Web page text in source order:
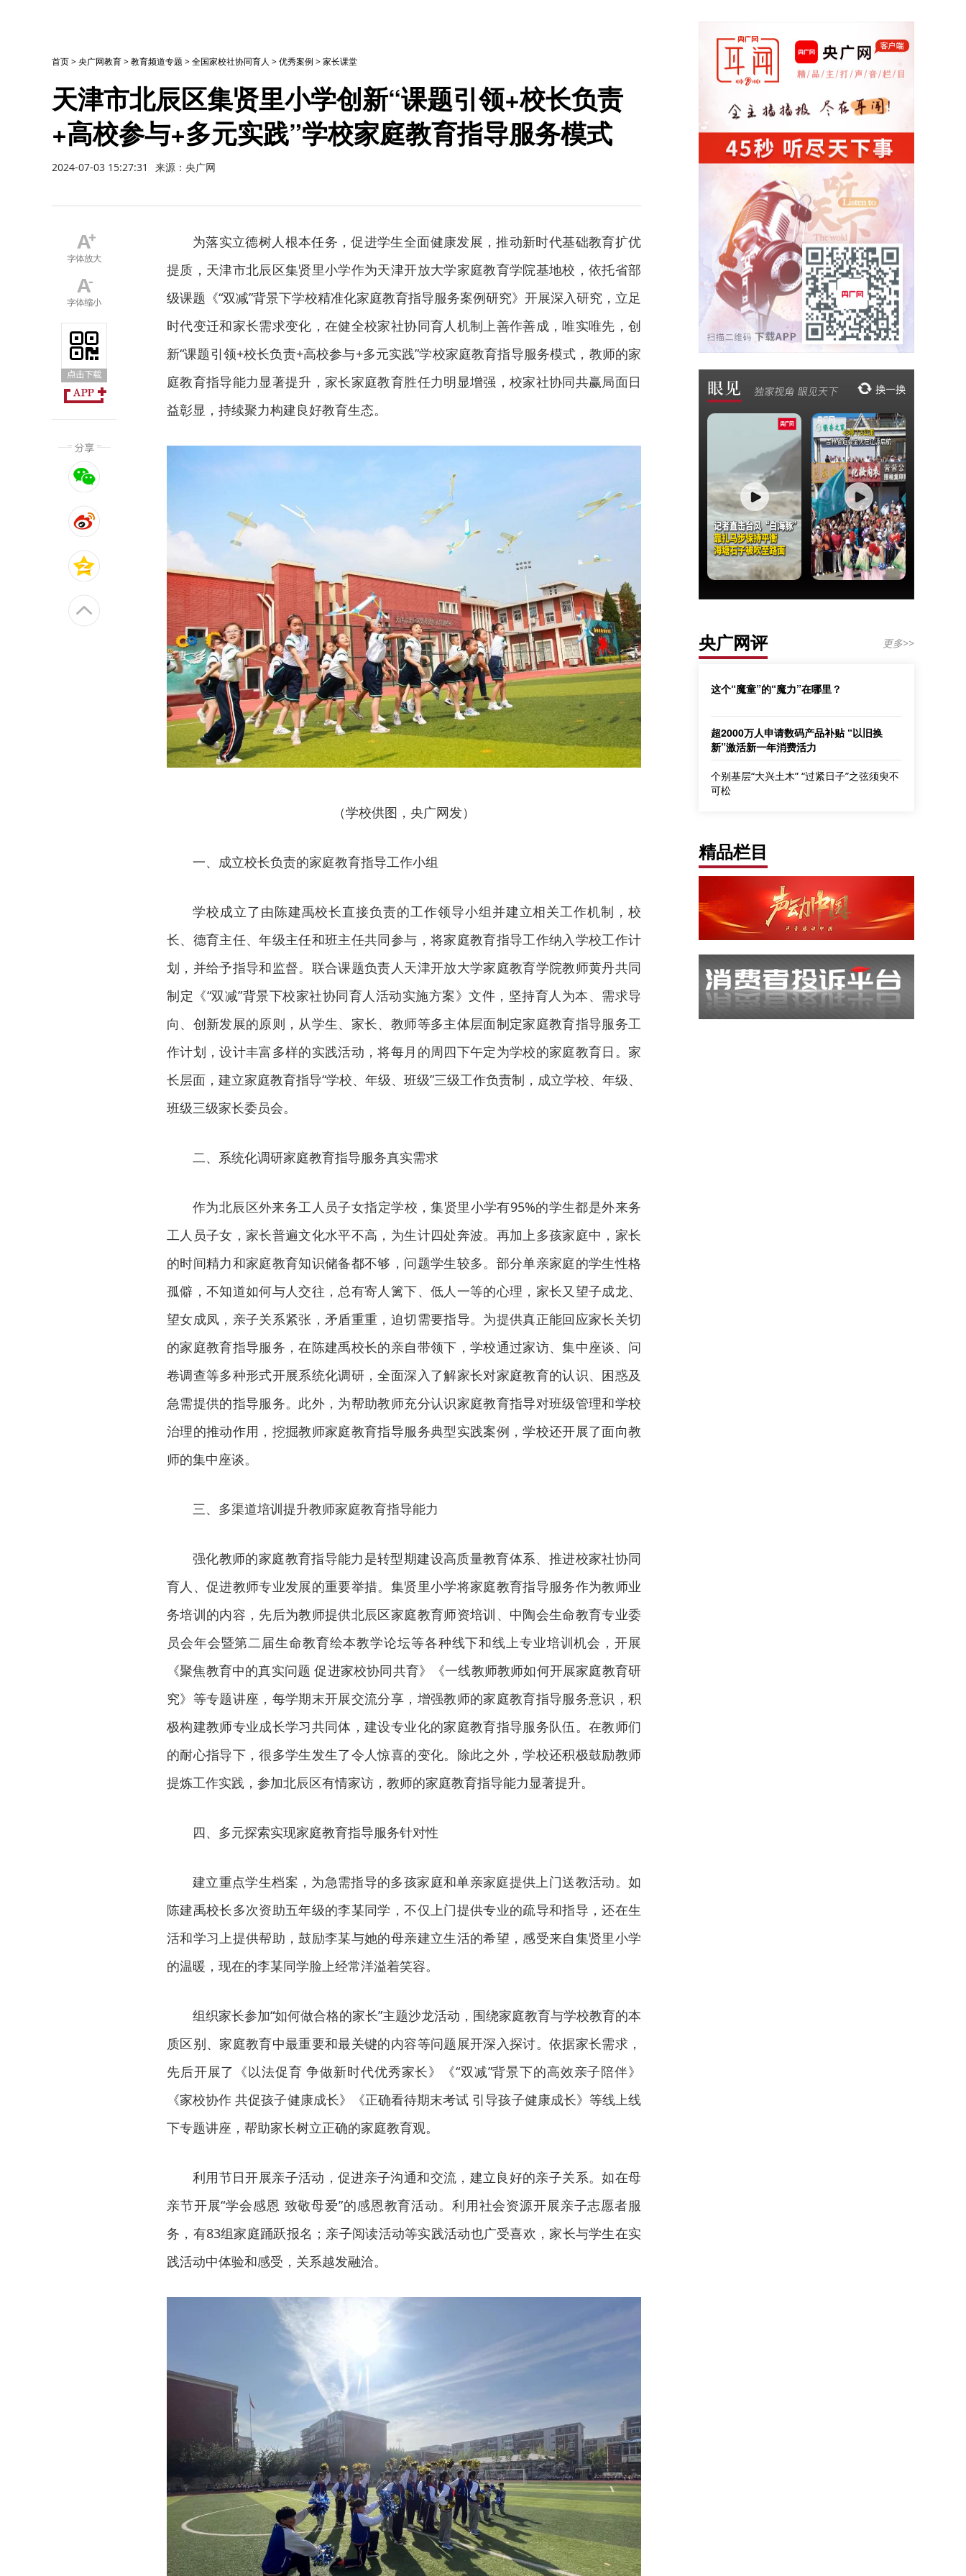
首页>央广网教育>教育频道专题 >全国家校社协同育人 >优秀案例 >家长课堂
天津市北辰区集贤里小学创新“课题引领+校长负责
+高校参与+多元实践”学校家庭教育指导服务模式
2024-07-03 15:27:31 来源：央广网
为落实立德树人根本任务，促进学生全面健康发展，推动新时代基础教育扩优
提质，天津市北辰区集贤里小学作为天津开放大学家庭教育学院基地校，依托省部
级课题《“双减”背景下学校精准化家庭教育指导服务案例研究》开展深入研究，立足
时代变迁和家长需求变化，在健全校家社协同育人机制上善作善成，唯实唯先，创
新“课题引领+校长负责+高校参与+多元实践”学校家庭教育指导服务模式，教师的家
庭教育指导能力显著提升，家长家庭教育胜任力明显增强，校家社协同共赢局面日
益彰显，持续聚力构建良好教育生态。
（学校供图，央广网发）
一、成立校长负责的家庭教育指导工作小组
学校成立了由陈建禹校长直接负责的工作领导小组并建立相关工作机制，校
长、德育主任、年级主任和班主任共同参与，将家庭教育指导工作纳入学校工作计
划，并给予指导和监督。联合课题负责人天津开放大学家庭教育学院教师黄丹共同
制定《“双减”背景下校家社协同育人活动实施方案》文件，坚持育人为本、需求导
向、创新发展的原则，从学生、家长、教师等多主体层面制定家庭教育指导服务工
作计划，设计丰富多样的实践活动，将每月的周四下午定为学校的家庭教育日。家
长层面，建立家庭教育指导“学校、年级、班级”三级工作负责制，成立学校、年级、
班级三级家长委员会。
二、系统化调研家庭教育指导服务真实需求
作为北辰区外来务工人员子女指定学校，集贤里小学有95%的学生都是外来务
工人员子女，家长普遍文化水平不高，为生计四处奔波。再加上多孩家庭中，家长
的时间精力和家庭教育知识储备都不够，问题学生较多。部分单亲家庭的学生性格
孤僻，不知道如何与人交往，总有寄人篱下、低人一等的心理，家长又望子成龙、
望女成凤，亲子关系紧张，矛盾重重，迫切需要指导。为提供真正能回应家长关切
的家庭教育指导服务，在陈建禹校长的亲自带领下，学校通过家访、集中座谈、问
卷调查等多种形式开展系统化调研，全面深入了解家长对家庭教育的认识、困惑及
急需提供的指导服务。此外，为帮助教师充分认识家庭教育指导对班级管理和学校
治理的推动作用，挖掘教师家庭教育指导服务典型实践案例，学校还开展了面向教
师的集中座谈。
三、多渠道培训提升教师家庭教育指导能力
强化教师的家庭教育指导能力是转型期建设高质量教育体系、推进校家社协同
育人、促进教师专业发展的重要举措。集贤里小学将家庭教育指导服务作为教师业
务培训的内容，先后为教师提供北辰区家庭教育师资培训、中陶会生命教育专业委
员会年会暨第二届生命教育绘本教学论坛等各种线下和线上专业培训机会，开展
《聚焦教育中的真实问题 促进家校协同共育》《一线教师教师如何开展家庭教育研
究》等专题讲座，每学期末开展交流分享，增强教师的家庭教育指导服务意识，积
极构建教师专业成长学习共同体，建设专业化的家庭教育指导服务队伍。在教师们
的耐心指导下，很多学生发生了令人惊喜的变化。除此之外，学校还积极鼓励教师
提炼工作实践，参加北辰区有情家访，教师的家庭教育指导能力显著提升。
四、多元探索实现家庭教育指导服务针对性
建立重点学生档案，为急需指导的多孩家庭和单亲家庭提供上门送教活动。如
陈建禹校长多次资助五年级的李某同学，不仅上门提供专业的疏导和指导，还在生
活和学习上提供帮助，鼓励李某与她的母亲建立生活的希望，感受来自集贤里小学
的温暖，现在的李某同学脸上经常洋溢着笑容。
组织家长参加“如何做合格的家长”主题沙龙活动，围绕家庭教育与学校教育的本
质区别、家庭教育中最重要和最关键的内容等问题展开深入探讨。依据家长需求，
先后开展了《以法促育 争做新时代优秀家长》《“双减”背景下的高效亲子陪伴》
《家校协作 共促孩子健康成长》《正确看待期末考试 引导孩子健康成长》等线上线
下专题讲座，帮助家长树立正确的家庭教育观。
利用节日开展亲子活动，促进亲子沟通和交流，建立良好的亲子关系。如在母
亲节开展“学会感恩 致敬母爱”的感恩教育活动。利用社会资源开展亲子志愿者服
务，有83组家庭踊跃报名；亲子阅读活动等实践活动也广受喜欢，家长与学生在实
践活动中体验和感受，关系越发融洽。
央广网评 更多>>
这个“魔童”的“魔力”在哪里？
超2000万人申请数码产品补贴 “以旧换
新”激活新一年消费活力
个别基层“大兴土木” “过紧日子”之弦须臾不
可松
精品栏目